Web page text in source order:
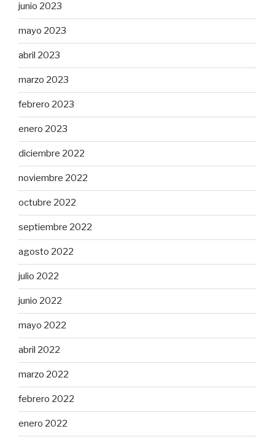
junio 2023
mayo 2023
abril 2023
marzo 2023
febrero 2023
enero 2023
diciembre 2022
noviembre 2022
octubre 2022
septiembre 2022
agosto 2022
julio 2022
junio 2022
mayo 2022
abril 2022
marzo 2022
febrero 2022
enero 2022